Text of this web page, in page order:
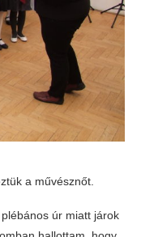
a művésznőt.
úr miatt járok